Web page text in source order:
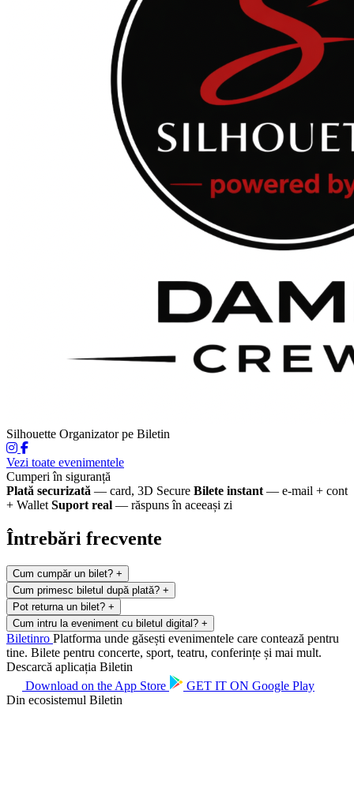
Silhouette Organizator pe Biletin
Vezi toate evenimentele
Cumperi în siguranță
Plată securizată — card, 3D Secure Bilete instant — e-mail + cont
+ Wallet Suport real — răspuns în aceeași zi
Întrebări frecvente
Cum cumpăr un bilet? +
Cum primesc biletul după plată? +
Pot returna un bilet? +
Cum intru la eveniment cu biletul digital? +
Biletinro Platforma unde găsești evenimentele care contează pentru
tine. Bilete pentru concerte, sport, teatru, conferințe și mai mult.
Descarcă aplicația Biletin
Download on the App Store GET IT ON Google Play
Din ecosistemul Biletin